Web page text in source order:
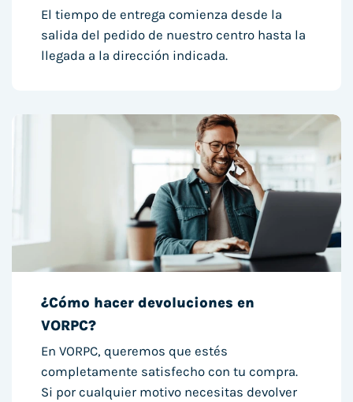
El tiempo de entrega comienza desde la
salida del pedido de nuestro centro hasta la
llegada a la dirección indicada.
¿Cómo hacer devoluciones en
VORPC?
En VORPC, queremos que estés
completamente satisfecho con tu compra.
Si por cualquier motivo necesitas devolver